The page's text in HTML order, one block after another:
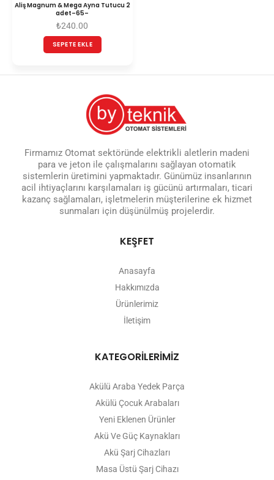
Aliş Magnum & Mega Ayna Tutucu 2
adet–65–
₺240.00
SEPETE EKLE
Firmamız Otomat sektöründe elektrikli aletlerin madeni
para ve jeton ile çalışmalarını sağlayan otomatik
sistemlerin üretimini yapmaktadır. Günümüz insanlarının
acil ihtiyaçlarını karşılamaları iş gücünü artırmaları, ticari
kazanç sağlamaları, işletmelerin müşterilerine ek hizmet
sunmaları için düşünülmüş projelerdir.
KEŞFET
Anasayfa
Hakkımızda
Ürünlerimiz
İletişim
KATEGORİLERİMİZ
Akülü Araba Yedek Parça
Akülü Çocuk Arabaları
Yeni Eklenen Ürünler
Akü Ve Güç Kaynakları
Akü Şarj Cihazları
Masa Üstü Şarj Cihazı